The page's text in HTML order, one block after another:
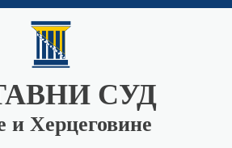
СУД
и Херцеговине